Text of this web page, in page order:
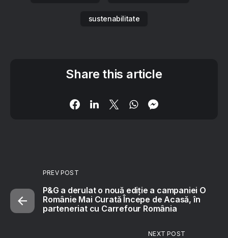
sustenabilitate
Share this article
PREV POST
P&G a derulat o nouă ediție a campaniei O
Românie Mai Curată Începe de Acasă, în
parteneriat cu Carrefour România
NEXT POST